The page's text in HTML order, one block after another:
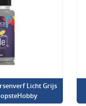
Licht Grijs